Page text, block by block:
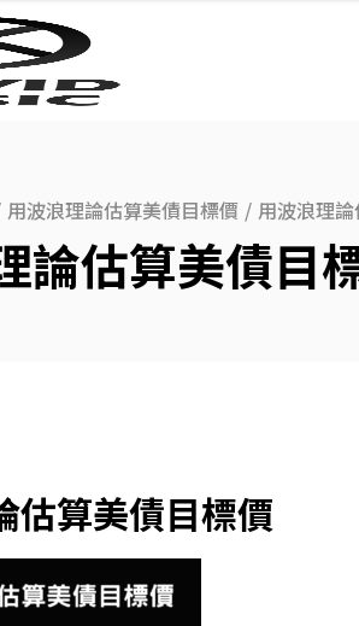
用波浪理論估算美債目標價 / 用波浪理
論估算美債目
估算美債目標價